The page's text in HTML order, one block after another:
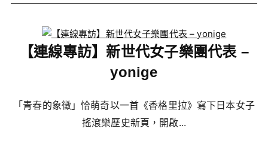
【連線專訪】新世代女子樂團代表 –
yonige
「青春的象徵」恰萌奇以一首《香格里拉》寫下日本女子
搖滾樂歷史新頁，開啟...